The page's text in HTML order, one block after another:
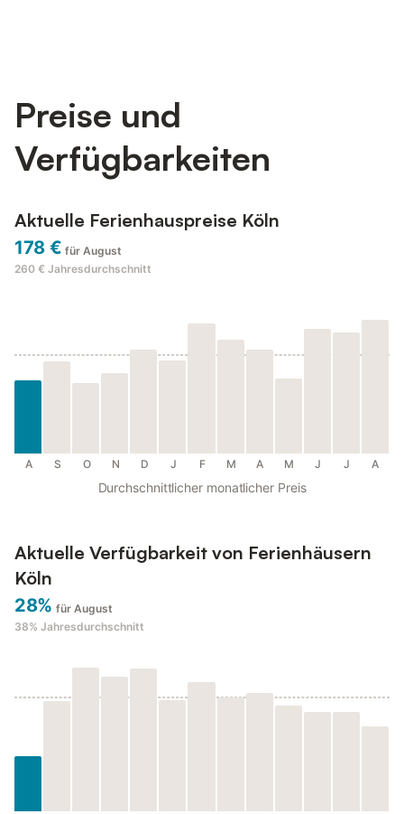
Preise und
Verfügbarkeiten
Aktuelle Ferienhauspreise Köln
178 € für August
260 € Jahresdurchschnitt
A S O N D J F M A M J J A
Durchschnittlicher monatlicher Preis
Aktuelle Verfügbarkeit von Ferienhäusern
Köln
28% für August
38% Jahresdurchschnitt